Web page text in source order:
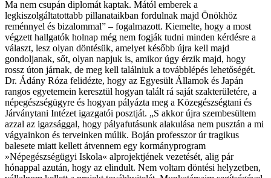
Ma nem csupán diplomát kaptak. Mától emberek a
legkiszolgáltatottabb pillanataikban fordulnak majd Önökhöz
reménnyel és bizalommal” – fogalmazott. Kiemelte, hogy a most
végzett hallgatók holnap még nem fogják tudni minden kérdésre a
választ, lesz olyan döntésük, amelyet később újra kell majd
gondoljanak, sőt, olyan napjuk is, amikor úgy érzik majd, hogy
rossz úton járnak, de meg kell találniuk a továbblépés lehetőségét.
Dr. Ádány Róza felidézte, hogy az Egyesült Államok és Japán
rangos egyetemein keresztül hogyan talált rá saját szakterületére, a
népegészségügyre és hogyan pályázta meg a Közegészségtani és
Járványtani Intézet igazgatói posztját. „S akkor újra szembesültem
azzal az igazsággal, hogy pályafutásunk alakulása nem pusztán a mi
vágyainkon és terveinken múlik. Boján professzor úr tragikus
balesete miatt kellett átvennem egy kormányprogram
»Népegészségügyi Iskola« alprojektjének vezetését, alig pár
hónappal azután, hogy az elindult. Nem voltam döntési helyzetben,